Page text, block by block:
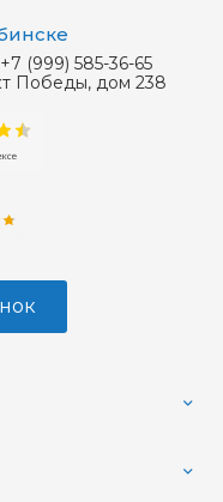
(999) 585-36-65
Победы, дом 238